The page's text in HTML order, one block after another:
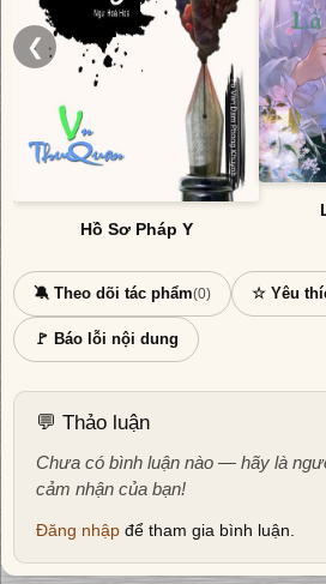
❮
Hồ Sơ Pháp Y
🔕 Theo dõi tác phẩm(0) ☆ Yêu
🚩 Báo lỗi nội dung
💬 Thảo luận
Chưa có bình luận nào — hãy là
cảm nhận của bạn!
Đăng nhập để tham gia bình luận.